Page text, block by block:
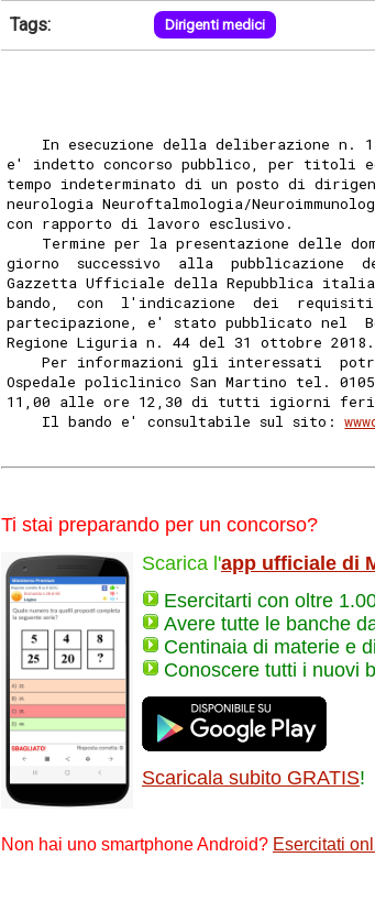
Tags: Dirigenti medici
In esecuzione della deliberazione n.
e' indetto concorso pubblico, per titoli
tempo indeterminato di un posto di
neurologia Neuroftalmologia/
con rapporto di lavoro esclusivo.
Termine per la presentazione delle
giorno  successivo  alla  pubblicazione
Gazzetta Ufficiale della Repubblica
bando,  con  l'indicazione  dei
partecipazione, e' stato pubblicato nel
Regione Liguria n. 44 del 31 ottobre 2018.
Per informazioni gli interessati
Ospedale policlinico San Martino tel.
11,00 alle ore 12,30 di tutti igiorni
    Il bando e' consultabile sul sito:
Ti stai preparando per un concorso?
Scarica l'app ufficiale di
Esercitarti con oltre
Avere tutte le banche
Centinaia di materie e
Conoscere tutti i nuovi
Scaricala subito GRATIS!
Non hai uno smartphone Android? Esercitati